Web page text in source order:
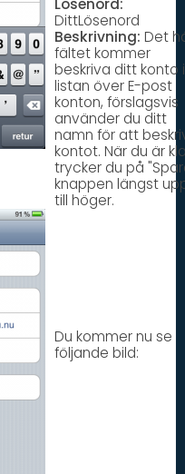
Lösenord:
DittLösenord
Beskrivning: Det
fältet kommer
beskriva ditt konto i
listan över E-post
konton, förslagsvis
använder du ditt
namn för att
kontot. När du är
trycker du på
knappen längst
till höger.
Du kommer nu se
följande bild: